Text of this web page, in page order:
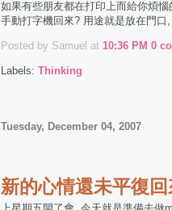
如果有些朋友都在打印上而給你煩
手動打字機回來? 用途就是放在門
Posted by Samuel at 10:36 PM 0
Labels: Thinking
Tuesday, December 04, 2007
新的心情還未平復回